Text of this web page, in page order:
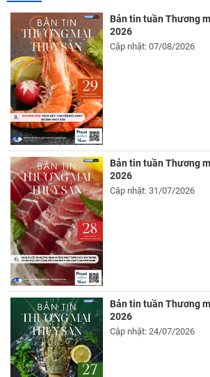
Bản tin tuần Thương
2026
Cập nhật: 07/08/2026
Bản tin tuần Thương
2026
Cập nhật: 31/07/2026
Bản tin tuần Thương
2026
Cập nhật: 24/07/2026